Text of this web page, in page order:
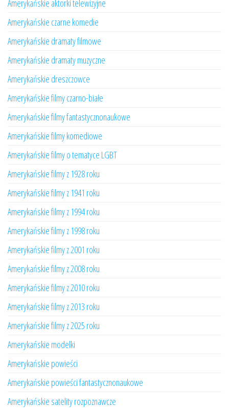
Amerykańskie aktorki telewizyjne
Amerykańskie czarne komedie
Amerykańskie dramaty filmowe
Amerykańskie dramaty muzyczne
Amerykańskie dreszczowce
Amerykańskie filmy czarno-białe
Amerykańskie filmy fantastycznonaukowe
Amerykańskie filmy komediowe
Amerykańskie filmy o tematyce LGBT
Amerykańskie filmy z 1928 roku
Amerykańskie filmy z 1941 roku
Amerykańskie filmy z 1994 roku
Amerykańskie filmy z 1998 roku
Amerykańskie filmy z 2001 roku
Amerykańskie filmy z 2008 roku
Amerykańskie filmy z 2010 roku
Amerykańskie filmy z 2013 roku
Amerykańskie filmy z 2025 roku
Amerykańskie modelki
Amerykańskie powieści
Amerykańskie powieści fantastycznonaukowe
Amerykańskie satelity rozpoznawcze